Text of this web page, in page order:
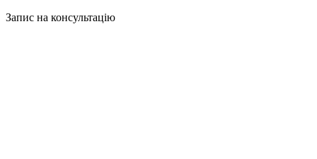
Запис на консультацію